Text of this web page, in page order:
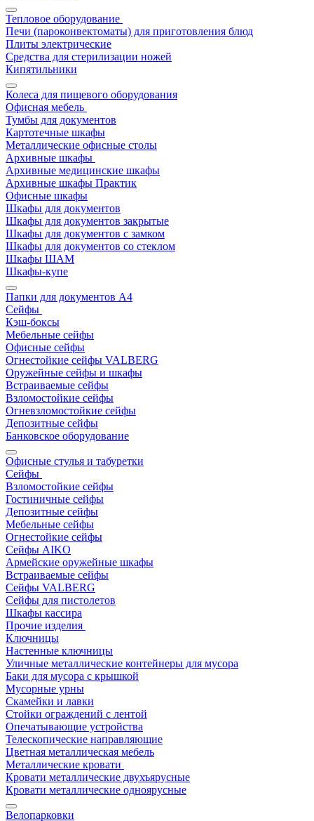
Тепловое оборудование
Печи (пароконвектоматы) для приготовления блюд
Плиты электрические
Средства для стерилизации ножей
Кипятильники
Колеса для пищевого оборудования
Офисная мебель
Тумбы для документов
Картотечные шкафы
Металлические офисные столы
Архивные шкафы
Архивные медицинские шкафы
Архивные шкафы Практик
Офисные шкафы
Шкафы для документов
Шкафы для документов закрытые
Шкафы для документов с замком
Шкафы для документов со стеклом
Шкафы ШАМ
Шкафы-купе
Папки для документов A4
Сейфы
Кэш-боксы
Мебельные сейфы
Офисные сейфы
Огнестойкие сейфы VALBERG
Оружейные сейфы и шкафы
Встраиваемые сейфы
Взломостойкие сейфы
Огневзломостойкие сейфы
Депозитные сейфы
Банковское оборудование
Офисные стулья и табуретки
Сейфы
Взломостойкие сейфы
Гостиничные сейфы
Депозитные сейфы
Мебельные сейфы
Огнестойкие сейфы
Сейфы AIKO
Армейские оружейные шкафы
Встраиваемые сейфы
Сейфы VALBERG
Сейфы для пистолетов
Шкафы кассира
Прочие изделия
Ключницы
Настенные ключницы
Уличные металлические контейнеры для мусора
Баки для мусора с крышкой
Мусорные урны
Скамейки и лавки
Стойки ограждений с лентой
Опечатывающие устройства
Телескопические направляющие
Цветная металлическая мебель
Металлические кровати
Кровати металлические двухъярусные
Кровати металлические одноярусные
Велопарковки